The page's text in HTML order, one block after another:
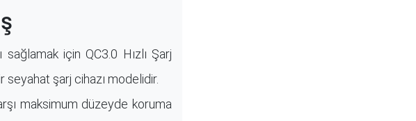
için QC3.0 Hızlı Şarj
şarj cihazı modelidir.
maksimum düzeyde koruma